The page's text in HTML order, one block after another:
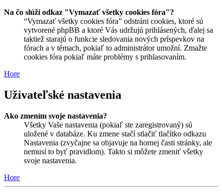
Na čo slúži odkaz "Vymazať všetky cookies fóra"?
“Vymazať všetky cookies fóra” odstráni cookies, ktoré sú
vytvorené phpBB a ktoré Vás udržujú prihlásených, ďalej sa
taktiež starajú o funkcie sledovania nových príspevkov na
fórach a v témach, pokiaľ to administrátor umožní. Zmažte
cookies fóra pokiaľ máte problémy s prihlasovaním.
Hore
Užívateľské nastavenia
Ako zmením svoje nastavenia?
Všetky Vaše nastavenia (pokiaľ ste zaregistrovaný) sú
uložené v databáze. Ku zmene stačí stlačiť tlačítko odkazu
Nastavenia (zvyčajne sa objavuje na hornej časti stránky, ale
nemusí to byť pravidlom). Takto si môžete zmeniť všetky
svoje nastavenia.
Hore